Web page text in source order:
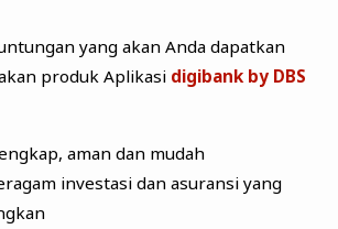
yang akan Anda dapatkan
produk Aplikasi digibank by DBS
aman dan mudah
investasi dan asuransi yang